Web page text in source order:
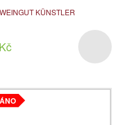
WEINGUT KÜNSTLER